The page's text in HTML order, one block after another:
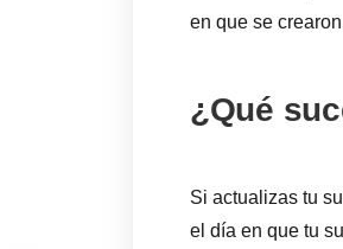
en que se
¿Qué
Si actualizas tu
el día en que tu